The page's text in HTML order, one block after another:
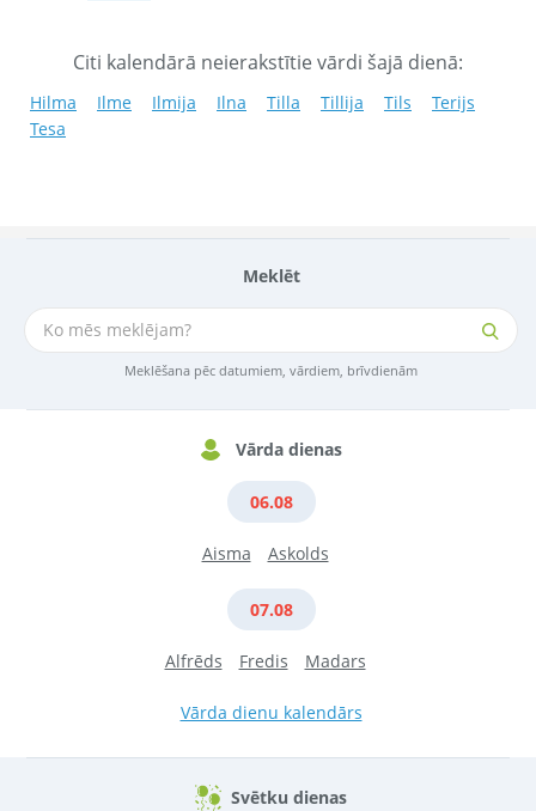
Meklēt
Meklēšana pēc datumiem, vārdiem, brīvdienām
Vārda dienas
06.08
Aisma Askolds
07.08
Alfrēds Fredis Madars
Vārda dienu kalendārs
Svētku dienas
Citi kalendārā neierakstītie vārdi šajā dienā:
Hilma Ilme Ilmija Ilna Tilla Tillija Tils
Terijs
Tesa